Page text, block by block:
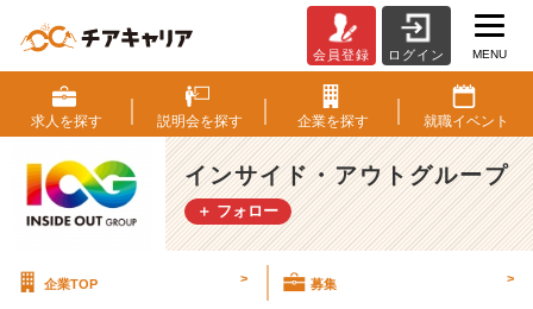
O
G
っ
て
ナ
ニ？】
会員登録 ログイン MENU
求人を探す 説明会を探す 企業を探す 就職イベント
インサイド・アウトグループ
＋ フォロー
企業TOP > 募集 >